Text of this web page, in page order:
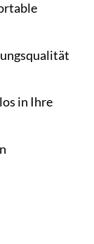
in Ihre